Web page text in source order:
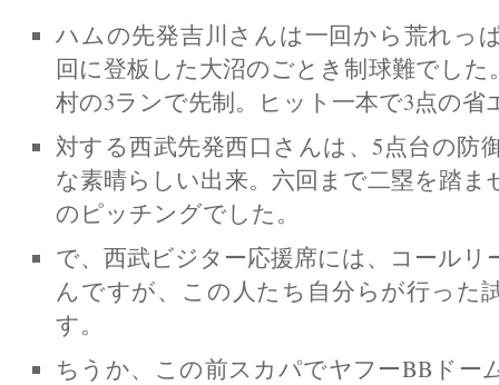
ハムの先発吉川さんは一回から荒れっ
回に登板した大沼のごとき制球難でした
村の3ランで先制。ヒット一本で3点の省
対する西武先発西口さんは、5点台の防
な素晴らしい出来。六回まで二塁を踏ま
のピッチングでした。
で、西武ビジター応援席には、コールリ
んですが、この人たち自分らが行った
す。
ちうか、この前スカパでヤフーBBドー